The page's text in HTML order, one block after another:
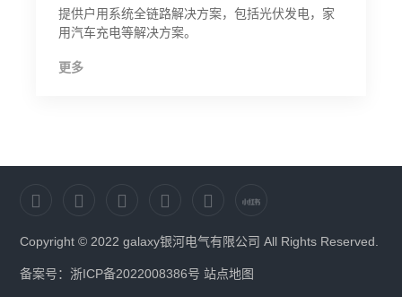
提供户用系统全链路解决方案，包括光伏发电，家
用汽车充电等解决方案。
更多
Copyright © 2022 galaxy银河电气有限公司 All Rights Reserved.
备案号：浙ICP备2022008386号 站点地图